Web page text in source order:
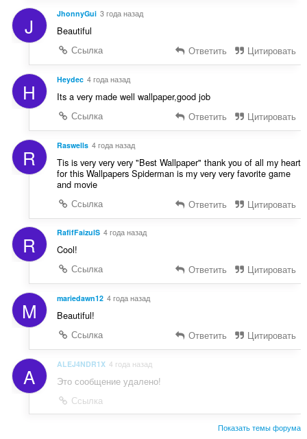
J JhonnyGui 3 года назад
Beautiful
Ссылка
Ответить Цитировать
H Heydec 4 года назад
Its a very made well wallpaper,good job
Ссылка
Ответить Цитировать
R Raswells 4 года назад
Tis is very very very "Best Wallpaper" thank you of all my heart
for this Wallpapers Spiderman is my very very favorite game
and movie
Ссылка
Ответить Цитировать
R RafifFaizulS 4 года назад
Cool!
Ссылка
Ответить Цитировать
M mariedawn12 4 года назад
Beautiful!
Ссылка
Ответить Цитировать
A ALEJ4NDR1X 4 года назад
Это сообщение удалено!
Ссылка
Показать темы форума